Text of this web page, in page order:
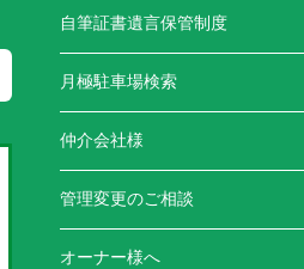
自筆証書遺言保管制度
月極駐車場検索
仲介会社様
管理変更のご相談
オーナー様へ